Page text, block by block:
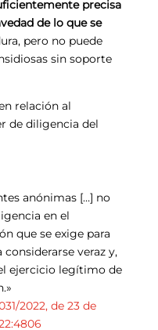
precisa
de lo que se
pero no puede
sin soporte
relación al
de diligencia del
anónimas […] no
en el
que se exige para
veraz y,
ejercicio legítimo de
2022, de 23 de